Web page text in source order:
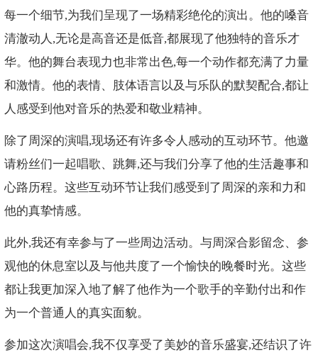
每一个细节,为我们呈现了一场精彩绝伦的演出。他的嗓音
清澈动人,无论是高音还是低音,都展现了他独特的音乐才
华。他的舞台表现力也非常出色,每一个动作都充满了力量
和激情。他的表情、肢体语言以及与乐队的默契配合,都让
人感受到他对音乐的热爱和敬业精神。
除了周深的演唱,现场还有许多令人感动的互动环节。他邀
请粉丝们一起唱歌、跳舞,还与我们分享了他的生活趣事和
心路历程。这些互动环节让我们感受到了周深的亲和力和
他的真挚情感。
此外,我还有幸参与了一些周边活动。与周深合影留念、参
观他的休息室以及与他共度了一个愉快的晚餐时光。这些
都让我更加深入地了解了他作为一个歌手的辛勤付出和作
为一个普通人的真实面貌。
参加这次演唱会,我不仅享受了美妙的音乐盛宴,还结识了许